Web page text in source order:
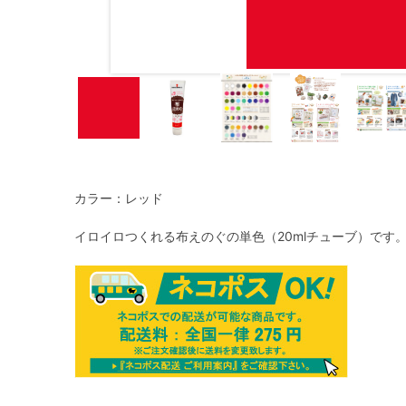
カラー：レッド
イロイロつくれる布えのぐの単色（20mlチューブ）です。